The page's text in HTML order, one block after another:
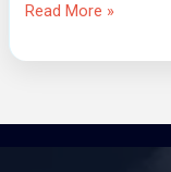
Read More »